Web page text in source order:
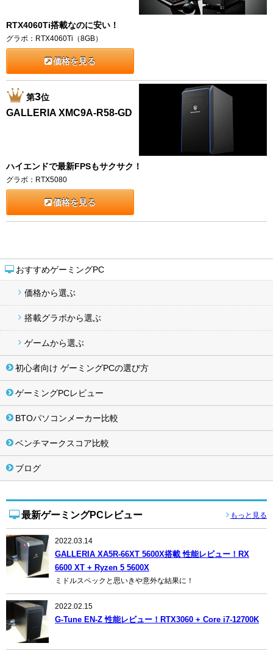
おすすめゲーミングPC
価格から選ぶ
搭載グラボから選ぶ
ゲームから選ぶ
初心者向け ゲーミングPCの選び方
ゲーミングPCレビュー
BTOパソコンメーカー比較
ベンチマークスコア比較
ブログ
最新ゲーミングPCレビュー もっと見る
2022.03.14
GALLERIA XA5R-66XT 5600X搭載 性能レビュー！RX
6600 XT + Ryzen 5 5600X
ミドルスペックと思いきや意外な結果に！
2022.02.15
G-Tune EN-Z 性能レビュー！RTX3060 + Core i7-12700K
RTX4060Ti搭載なのに安い！
グラボ：RTX4060Ti（8GB）
価格を見る
第3位
GALLERIA XMC9A-R58-GD
ハイエンドで最新FPSもサクサク！
グラボ：RTX5080
価格を見る